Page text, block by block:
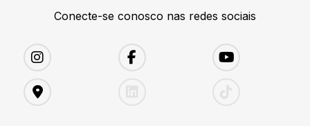
Conecte-se conosco nas redes sociais